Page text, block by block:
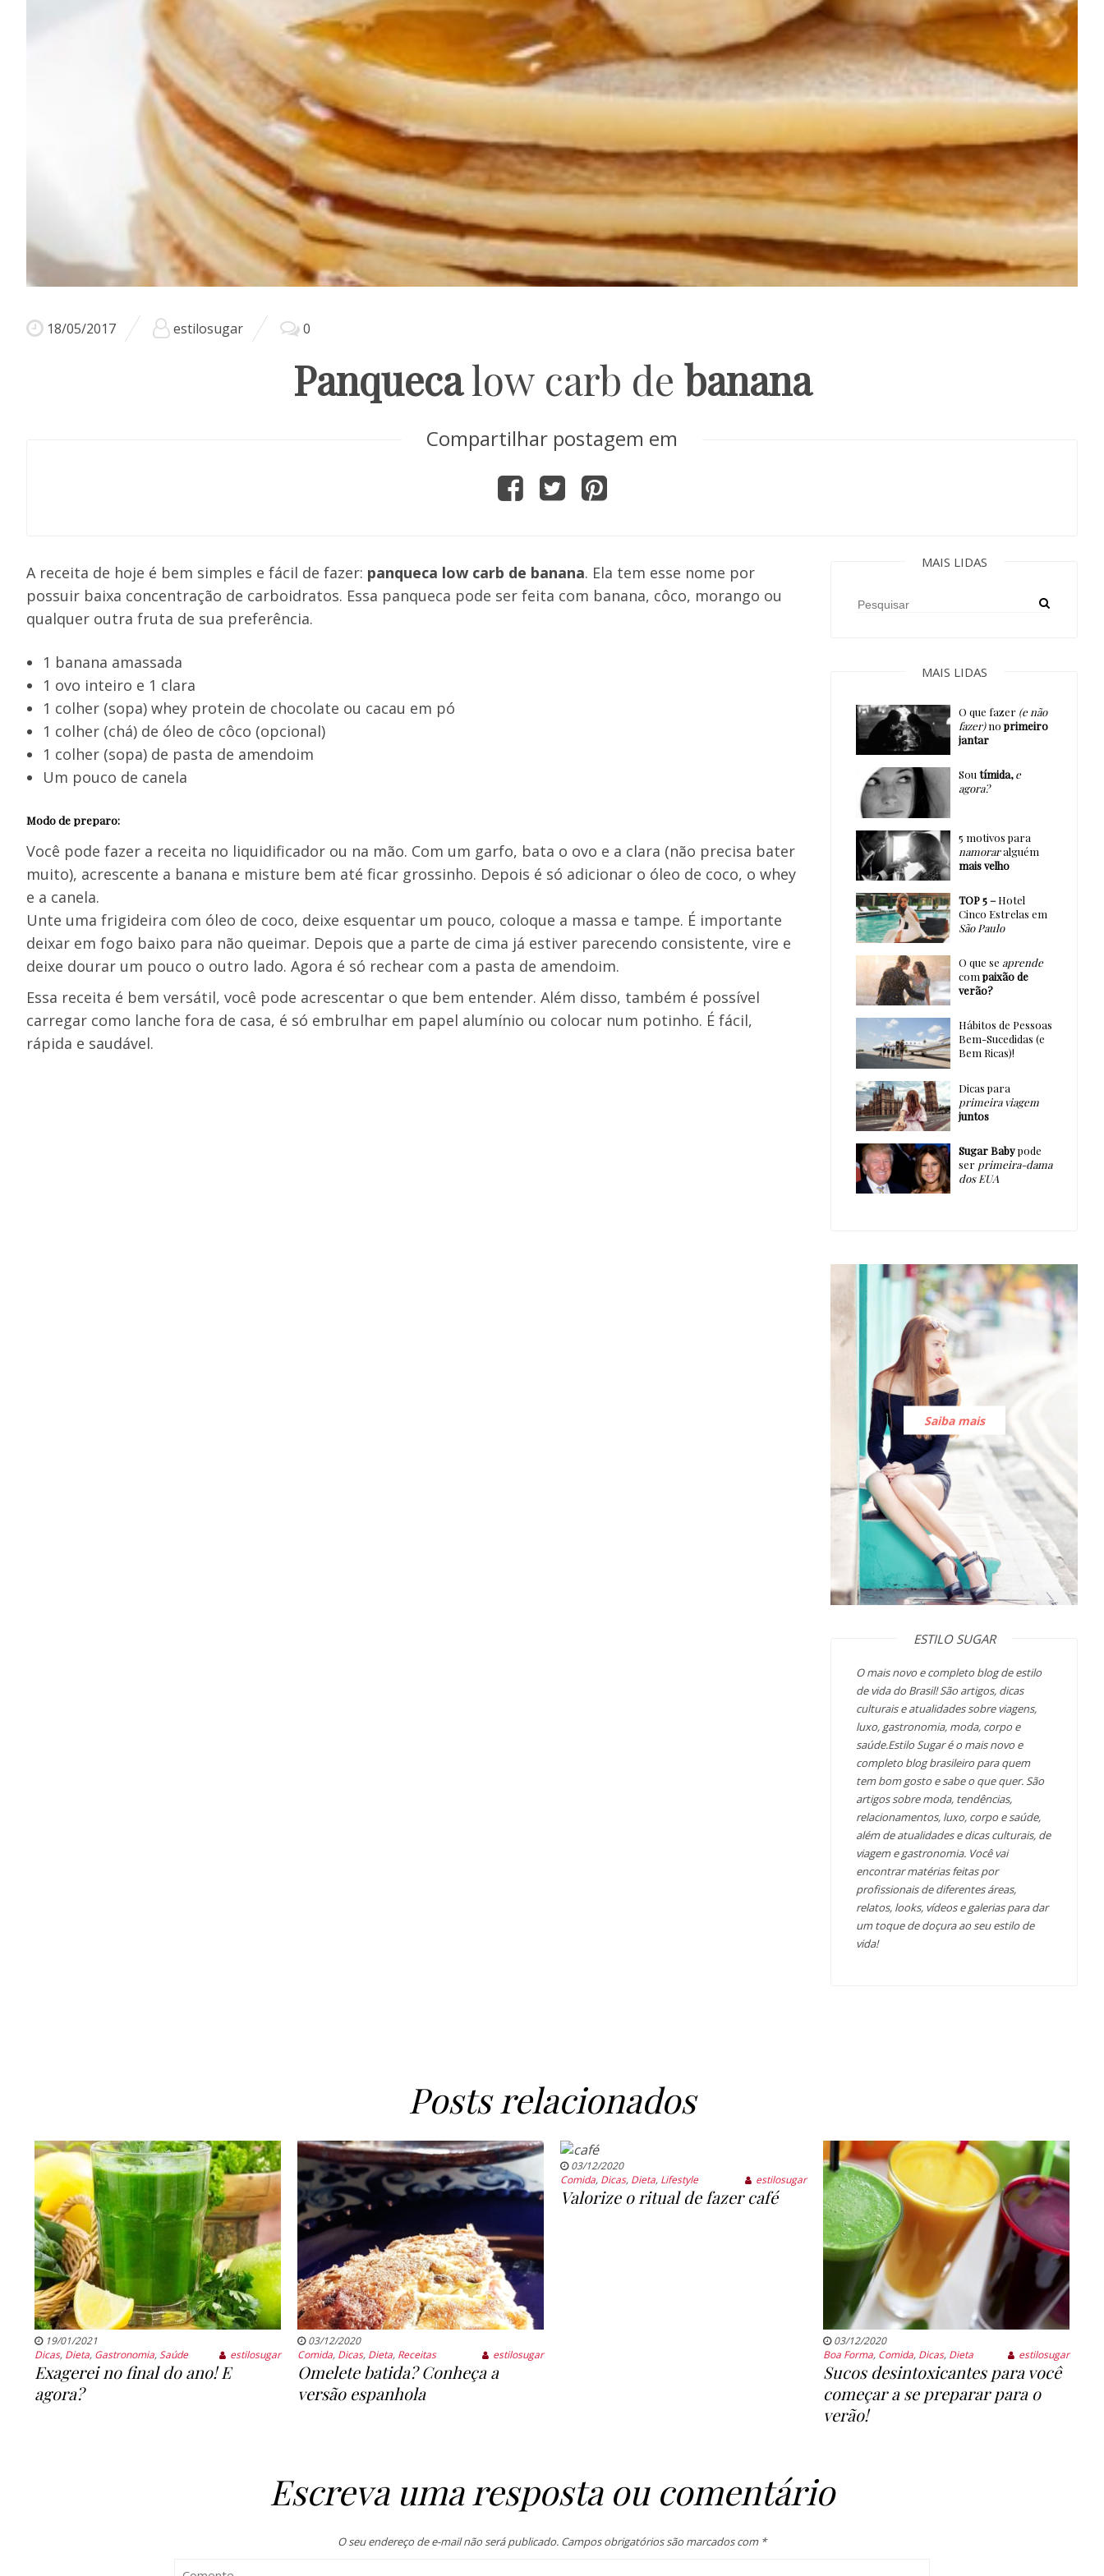
18/05/2017 estilosugar 0
Panquecalow carb de banana
Compartilhar postagem em
A receita de hoje é bem simples e fácil de fazer: panqueca low carb de banana. Ela tem esse nome por
possuir baixa concentração de carboidratos. Essa panqueca pode ser feita com banana, côco, morango ou
qualquer outra fruta de sua preferência.
1 banana amassada
1 ovo inteiro e 1 clara
1 colher (sopa) whey protein de chocolate ou cacau em pó
1 colher (chá) de óleo de côco (opcional)
1 colher (sopa) de pasta de amendoim
Um pouco de canela
Modo de preparo:
Você pode fazer a receita no liquidificador ou na mão. Com um garfo, bata o ovo e a clara (não precisa bater
muito), acrescente a banana e misture bem até ficar grossinho. Depois é só adicionar o óleo de coco, o whey
e a canela.
Unte uma frigideira com óleo de coco, deixe esquentar um pouco, coloque a massa e tampe. É importante
deixar em fogo baixo para não queimar. Depois que a parte de cima já estiver parecendo consistente, vire e
deixe dourar um pouco o outro lado. Agora é só rechear com a pasta de amendoim.
Essa receita é bem versátil, você pode acrescentar o que bem entender. Além disso, também é possível
carregar como lanche fora de casa, é só embrulhar em papel alumínio ou colocar num potinho. É fácil,
rápida e saudável.
MAIS LIDAS
MAIS LIDAS
O que fazer (e não
fazer)noprimeiro
jantar
Sou tímida, e
agora?
5 motivos para
namoraralguém
mais velho
TOP 5 –Hotel
Cinco Estrelas em
São Paulo
O que se aprende
compaixão de
verão?
Hábitos de Pessoas
Bem-Sucedidas (e
Bem Ricas)!
Dicas para
primeira viagem
juntos
Sugar Babypode
ser primeira-dama
dos EUA
Saiba mais
ESTILO SUGAR
O mais novo e completo blog de estilo
de vida do Brasil! São artigos, dicas
culturais e atualidades sobre viagens,
luxo, gastronomia, moda, corpo e
saúde.Estilo Sugar é o mais novo e
completo blog brasileiro para quem
tem bom gosto e sabe o que quer. São
artigos sobre moda, tendências,
relacionamentos, luxo, corpo e saúde,
além de atualidades e dicas culturais, de
viagem e gastronomia. Você vai
encontrar matérias feitas por
profissionais de diferentes áreas,
relatos, looks, vídeos e galerias para dar
um toque de doçura ao seu estilo de
vida!
Posts relacionados
19/01/2021
Dicas, Dieta, Gastronomia,Saúde estilosugar
Exagerei no final do ano! E
agora?
03/12/2020
Comida, Dicas, Dieta, Receitas estilosugar
Omelete batida? Conheça a
versão espanhola
03/12/2020
Comida, Dicas, Dieta, Lifestyle estilosugar
Valorize o ritual de fazer café
03/12/2020
Boa Forma, Comida, Dicas, Dieta estilosugar
Sucos desintoxicantes para você
começar a se preparar para o
verão!
Escreva uma resposta ou comentário
O seu endereço de e-mail não será publicado. Campos obrigatórios são marcados com *